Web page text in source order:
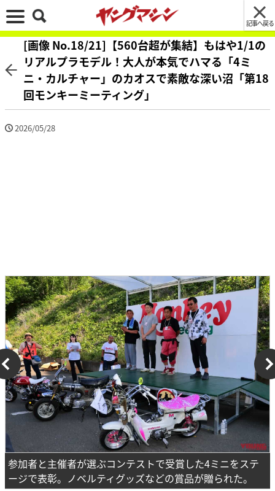
記事へ戻る
[画像 No.18/21]【560台超が集結】もはや1/1の
リアルプラモデル！大人が本気でハマる「4ミ
ニ・カルチャー」のカオスで素敵な深い沼「第18
回モンキーミーティング」
2026/05/28
参加者と主催者が選ぶコンテストで受賞した4ミニをステ
ージで表彰。ノベルティグッズなどの賞品が贈られた。